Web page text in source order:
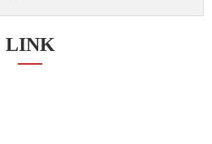
LINK